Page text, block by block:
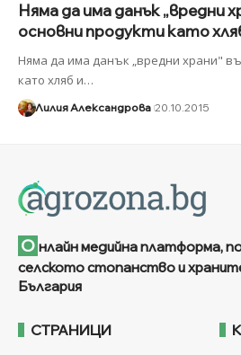
Няма да има данък „вредни
основни продукти като
Няма да има данък „вредни храни"
като хляб и…
Лилия Александрова 20.10.2015
О нлайн медийна платформа,
селското стопанство и
България
СТРАНИЦИ